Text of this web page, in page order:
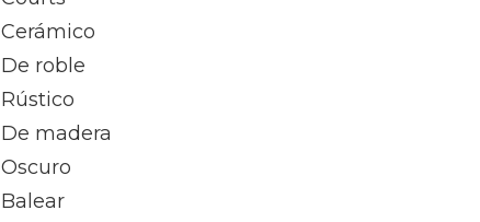
Cerámico
De roble
Rústico
De madera
Oscuro
Balear